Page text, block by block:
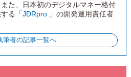
た、日本初のデジタルマネー格付
る「 JDRpro. 」の開発運用責任者
筆者の記事一覧へ